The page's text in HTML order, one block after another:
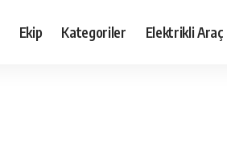
Ekip Kategoriler Elektrikli Araç